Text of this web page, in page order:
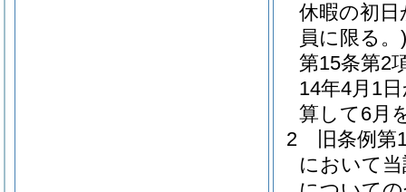
休暇の初
員に限る。)
第15条第2
14年4月1
算して6月
2
旧条例
において